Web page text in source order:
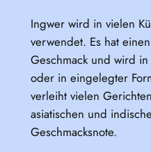
Ingwer wird in vielen
verwendet. Es hat
Geschmack und wird
oder in eingelegter
verleiht vielen
asiatischen und
Geschmacksnote.